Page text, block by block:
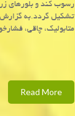
رسوب کند و بلورهای
تشکیل گردد.به گزارش
متابولیک، چاقی،
Read More